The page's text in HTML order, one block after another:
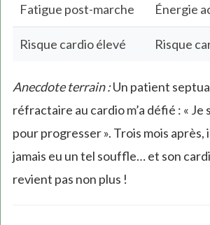
Fatigue post-marche Énergie
Risque cardio élevé Risque
Anecdote terrain :Un patient
réfractaire au cardio m’a défié : « Je
pour progresser ». Trois mois après,
jamais eu un tel souffle… et son
revient pas non plus !